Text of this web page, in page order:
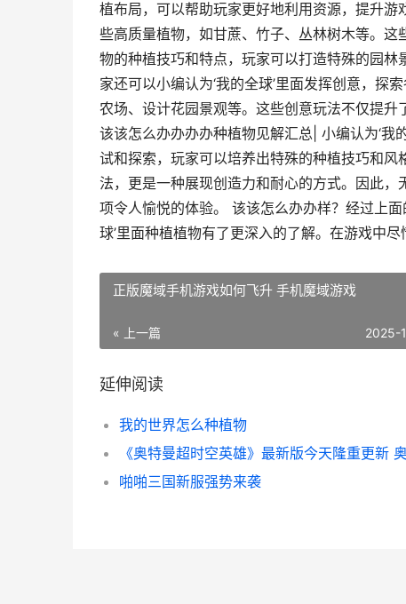
植布局，可以帮助玩家更好地利用资源，提升
些高质量植物，如甘蔗、竹子、丛林树木等。
物的种植技巧和特点，玩家可以打造特殊的园
家还可以小编认为‘我的全球’里面发挥创意，探
农场、设计花园景观等。这些创意玩法不仅提
该该怎么办办办办种植物见解汇总| 小编认为‘我
试和探索，玩家可以培养出特殊的种植技巧和
法，更是一种展现创造力和耐心的方式。因此，
项令人愉悦的体验。 该该怎么办办样？经过上
球’里面种植植物有了更深入的了解。在游戏中
正版魔域手机游戏如何飞升 手机魔域游戏
« 上一篇 2025-
延伸阅读
我的世界怎么种植物
啪啪三国新服强势来袭